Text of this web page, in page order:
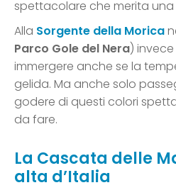
spettacolare che merita una
Alla Sorgente della Morica
Parco Gole del Nera)
immergere anche se la
gelida. Ma anche solo
godere di questi colori
da fare.
La Cascata delle
alta d’Italia